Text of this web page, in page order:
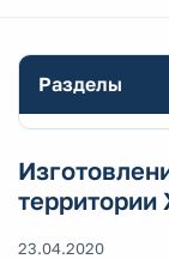
Разделы
23.04.2020